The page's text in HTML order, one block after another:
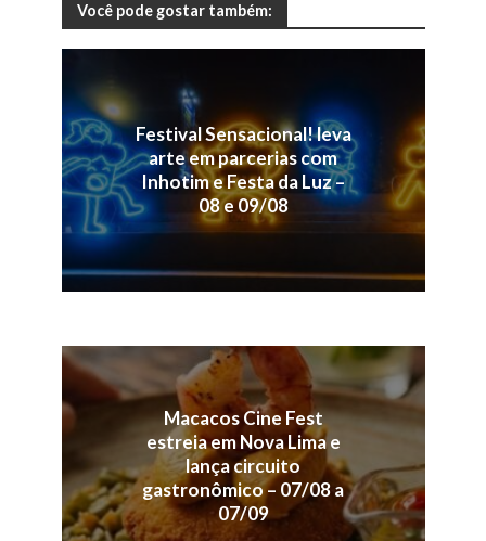
Você pode gostar também:
Festival Sensacional! leva
arte em parcerias com
Inhotim e Festa da Luz –
08 e 09/08
Macacos Cine Fest
estreia em Nova Lima e
lança circuito
gastronômico – 07/08 a
07/09